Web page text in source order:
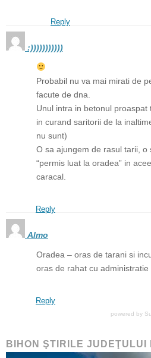
Reply
:)))))))))))
Probabil nu va mai mirati de
facute de dna.
Unul intra in betonul
in curand saritorii de la
nu sunt)
O sa ajungem de rasul tarii, o
“permis luat la oradea” in
caracal.
Reply
Almo
Oradea – oras de tarani si
oras de rahat cu
Reply
powered by
BIHON ŞTIRILE JUDEŢULUI